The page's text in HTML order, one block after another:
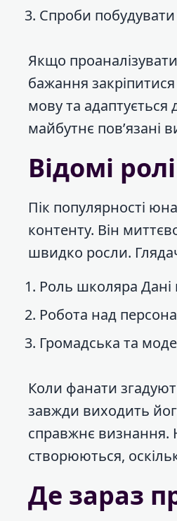
Спроби побудувати
Якщо
бажання
мову та адаптується
майбутнє пов’язані
Відомі
Пік популярності
контенту. Він
швидко росли.
Роль школяра Дані
Робота над
Громадська та
Коли фанати
завжди виходить
справжнє визнання.
створюються,
Де зараз